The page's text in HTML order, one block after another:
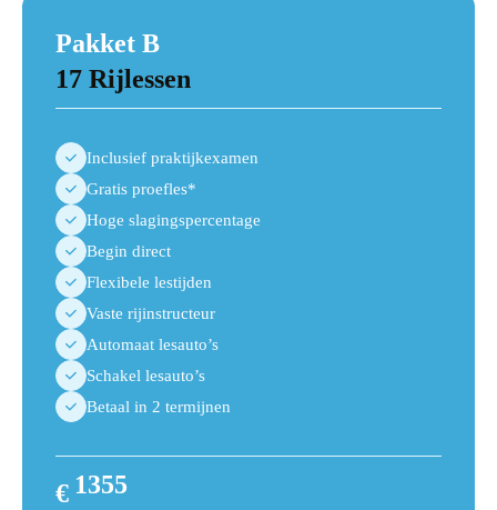
Pakket B
17 Rijlessen
Inclusief praktijkexamen
Gratis proefles*
Hoge slagingspercentage
Begin direct
Flexibele lestijden
Vaste rijinstructeur
Automaat lesauto’s
Schakel lesauto’s
Betaal in 2 termijnen
€ 1355